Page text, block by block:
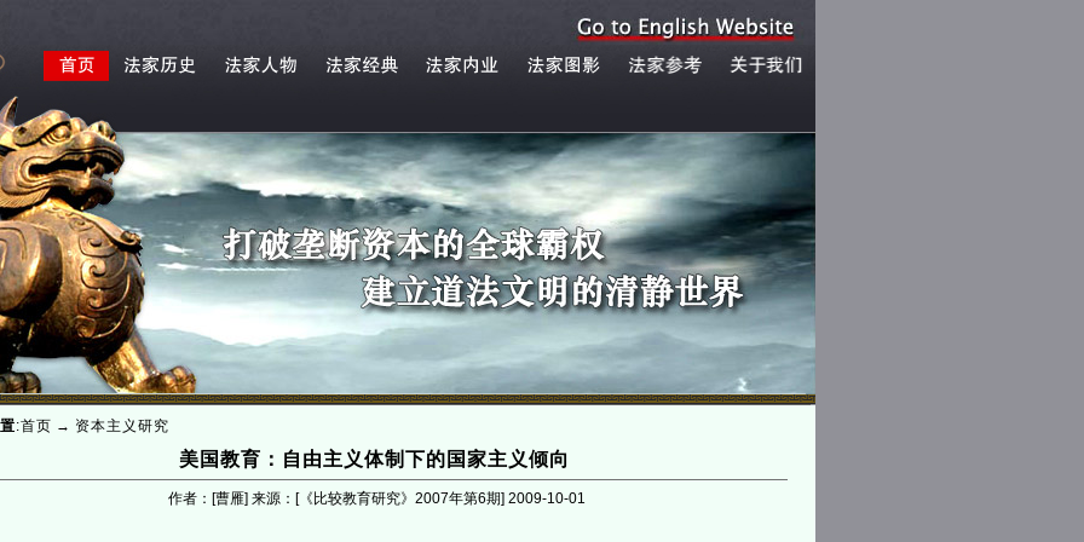
:首页 → 资本主义研究
美国教育：自由主义体制下的国家主义倾向
作者：[曹雁] 来源：[《比较教育研究》2007年第6期] 2009-10-01